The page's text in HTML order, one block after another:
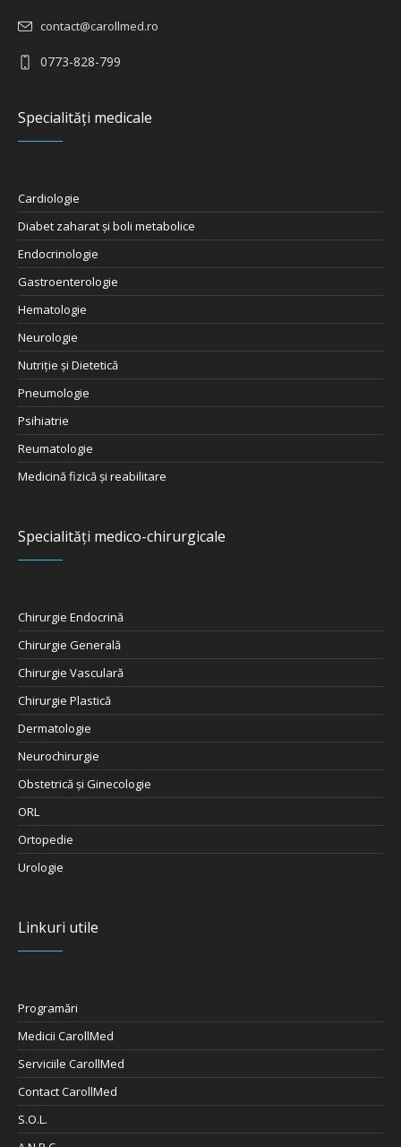
contact@carollmed.ro
0773-828-799
Specialități medicale
Cardiologie
Diabet zaharat şi boli metabolice
Endocrinologie
Gastroenterologie
Hematologie
Neurologie
Nutriţie şi Dietetică
Pneumologie
Psihiatrie
Reumatologie
Medicină fizică și reabilitare
Specialități medico-chirurgicale
Chirurgie Endocrină
Chirurgie Generală
Chirurgie Vasculară
Chirurgie Plastică
Dermatologie
Neurochirurgie
Obstetrică şi Ginecologie
ORL
Ortopedie
Urologie
Linkuri utile
Programări
Medicii CarollMed
Serviciile CarollMed
Contact CarollMed
S.O.L.